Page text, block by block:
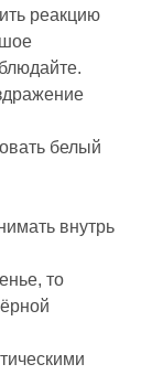
реакцию
белый
внутрь
то